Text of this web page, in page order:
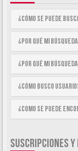
¿Cómo se puede
¿Por qué mi
¿Por qué mi
¿Cómo busco
¿Como se puede
SUSCRIPCIONES